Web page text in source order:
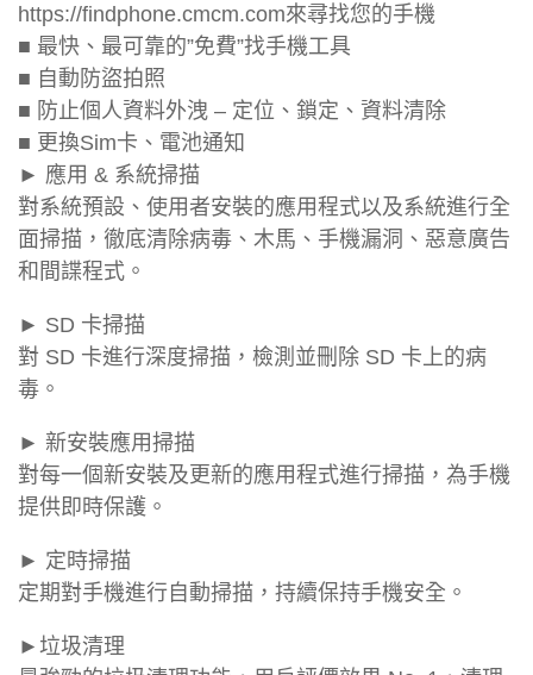
https://findphone.cmcm.com來尋找您的手機
■ 最快、最可靠的”免費”找手機工具
■ 自動防盜拍照
■ 防止個人資料外洩 – 定位、鎖定、資料清除
■ 更換Sim卡、電池通知
► 應用 & 系統掃描
對系統預設、使用者安裝的應用程式以及系統進行全
面掃描，徹底清除病毒、木馬、手機漏洞、惡意廣告
和間諜程式。
► SD 卡掃描
對 SD 卡進行深度掃描，檢測並刪除 SD 卡上的病
毒。
► 新安裝應用掃描
對每一個新安裝及更新的應用程式進行掃描，為手機
提供即時保護。
► 定時掃描
定期對手機進行自動掃描，持續保持手機安全。
►垃圾清理